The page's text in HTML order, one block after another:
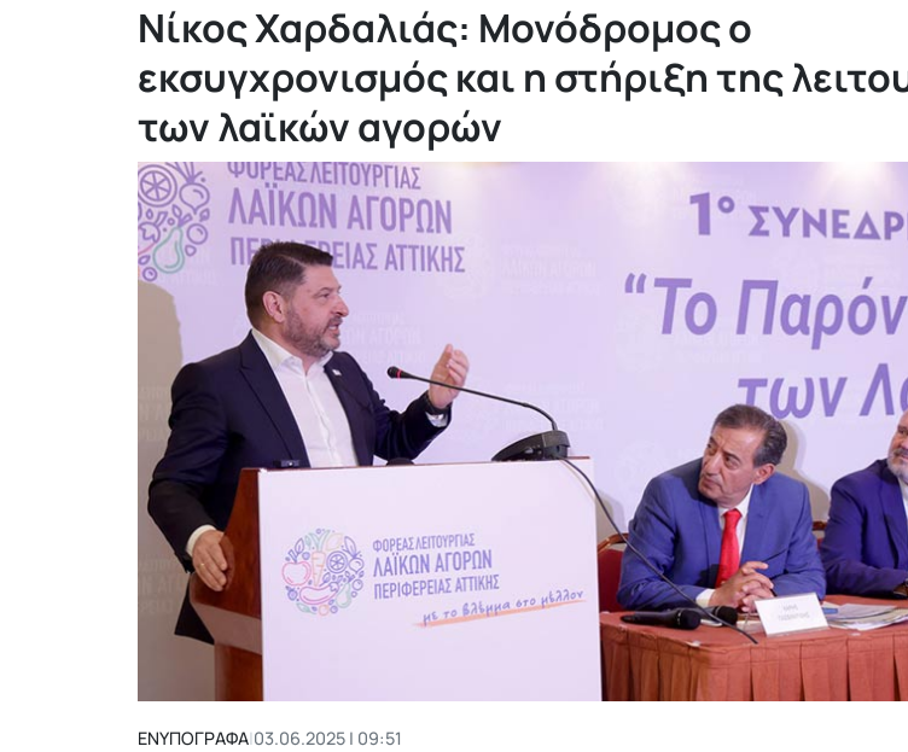
Νίκος Χαρδαλιάς: Μονόδρομος ο
εκσυγχρονισμός και η στήριξη της
των λαϊκών αγορών
ΕΝΥΠΟΓΡΑΦΑ|03.06.2025 | 09:51